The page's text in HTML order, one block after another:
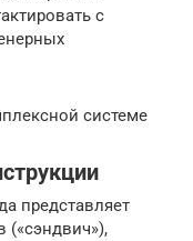
с
системе
представляет
(«сэндвич»),